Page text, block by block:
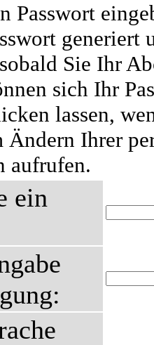
Passwort
generiert
Sie Ihr
sich Ihr
lassen,
Ändern Ihrer
aufrufen.
ein